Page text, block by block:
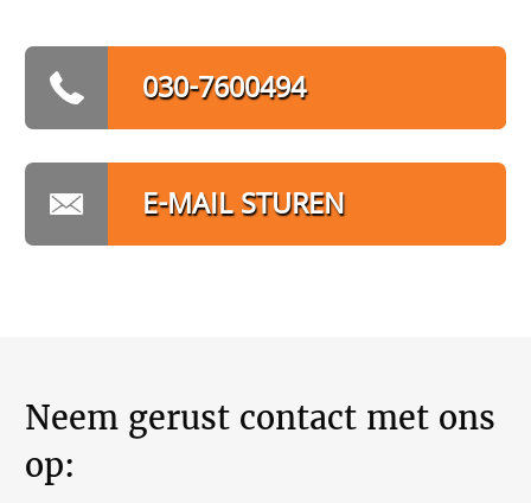
030-7600494
E-MAIL STUREN
Neem gerust contact met ons
op: